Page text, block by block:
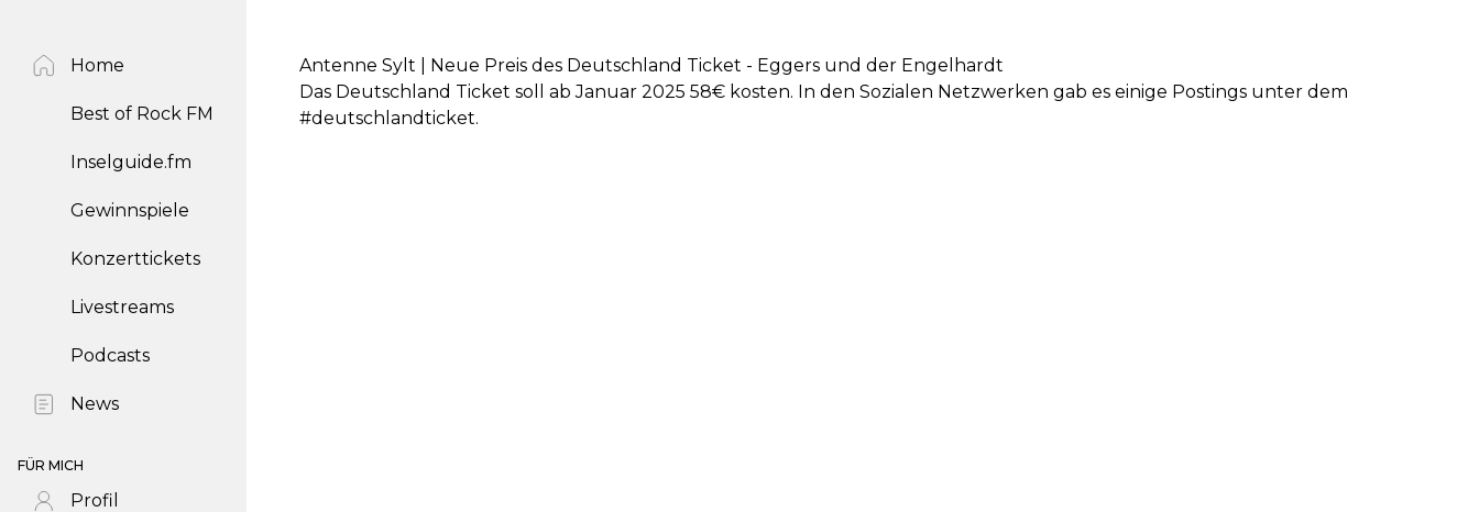
Home
Best of Rock FM
Inselguide.fm
Gewinnspiele
Konzerttickets
Livestreams
Podcasts
News
FÜR MICH
Profil
Antenne Sylt | Neue Preis des Deutschland Ticket - Eggers und der Engelhardt
Das Deutschland Ticket soll ab Januar 2025 58€ kosten. In den Sozialen Netzwerken gab es einige Postings unter dem
#deutschlandticket.